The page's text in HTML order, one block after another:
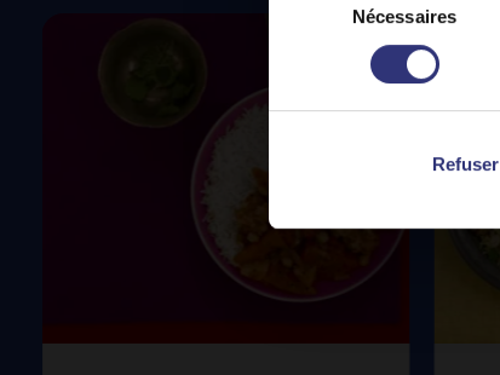
consentement
Nécessaires
Refuser